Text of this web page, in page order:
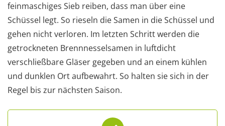
feinmaschiges Sieb reiben, dass man über eine
Schüssel legt. So rieseln die Samen in die Schüssel und
gehen nicht verloren. Im letzten Schritt werden die
getrockneten Brennnesselsamen in luftdicht
verschließbare Gläser gegeben und an einem kühlen
und dunklen Ort aufbewahrt. So halten sie sich in der
Regel bis zur nächsten Saison.